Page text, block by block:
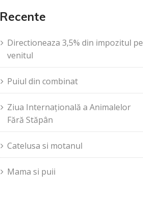
Recente
Directioneaza 3,5% din impozitul pe
venitul
Puiul din combinat
Ziua Internațională a Animalelor
Fără Stăpân
Catelusa si motanul
Mama si puii